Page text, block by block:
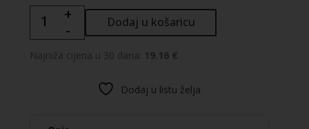
Eau
Thermale
24-
+
-
Dodaj u košaricu
Najniža cijena u 30 dana: 19.16 €
Dodaj u listu želja